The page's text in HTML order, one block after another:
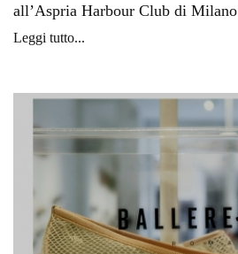
all’Aspria Harbour Club di Milano
Leggi tutto...